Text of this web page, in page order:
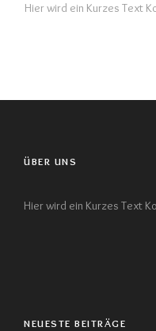
Hier wird ein Kurzes Text
ÜBER UNS
Hier wird ein Kurzes Text
NEUESTE BEITRÄGE